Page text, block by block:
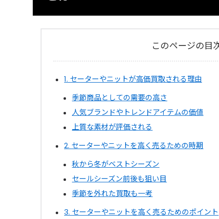
このページの目
1. セーターやニットが高価買取される理由
季節商品としての需要の高さ
人気ブランドやトレンドアイテムの価値
上質な素材が評価される
2. セーターやニットを高く売るための時期
秋から冬がベストシーズン
セールシーズン前後も狙い目
季節を外れた買取も一考
3. セーターやニットを高く売るためのポイント